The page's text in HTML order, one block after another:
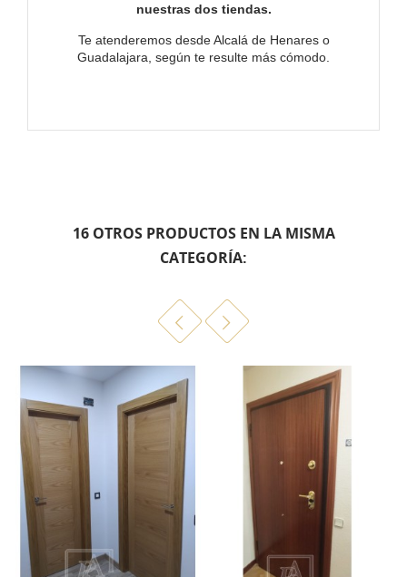
nuestras dos tiendas.
Te atenderemos desde Alcalá de Henares o
Guadalajara, según te resulte más cómodo.
16 OTROS PRODUCTOS EN LA MISMA
CATEGORÍA: